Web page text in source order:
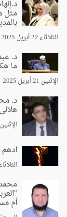
مثل
الثلاثاء 22 أبريل 2025
د.
ما
الإثنين 21 أبريل 2025
د.
الإثنين 21 أبريل 2025
الثلاثاء 15 أبريل
أم